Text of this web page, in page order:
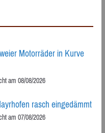
Motorräder in Kurve
am 08/08/2026
rasch eingedämmt
am 07/08/2026